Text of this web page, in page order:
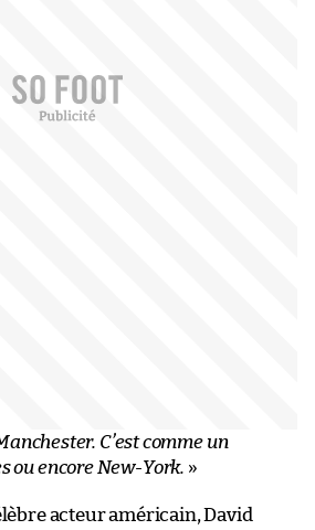
C’est comme un
ou encore New-York. »
acteur américain, David